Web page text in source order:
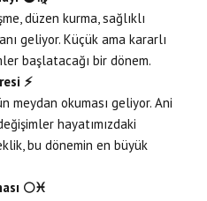
düzen kurma, sağlıklı
geliyor. Küçük ama kararlı
başlatacağı bir dönem.
⚡
meydan okuması geliyor. Ani
hayatımızdaki
bu dönemin en büyük
🌕♓